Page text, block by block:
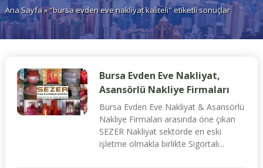
Ana Sayfa» "bursa evden eve nakliyat kaliteli" etiketli sonuçlar
Bursa Evden Eve Nakliyat,
Asansörlü Nakliye Firmaları
Bursa Evden Eve Nakliyat & Asansörlü
Nakliye Firmaları arasında öne çıkan
SEZER Nakliyat sektörde en eski
işletme olmakla birlikte Sigortalı...